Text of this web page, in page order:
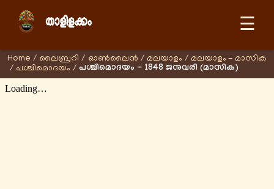
☰
Home / ലൈബ്രറി / ഓണ്‍ലൈന്‍ / മലയാളം / മലയാളം - മാസിക
/ പശ്ചിമൊദയം / പശ്ചിമൊദയം - 1848 ജനുവരി (മാസിക)